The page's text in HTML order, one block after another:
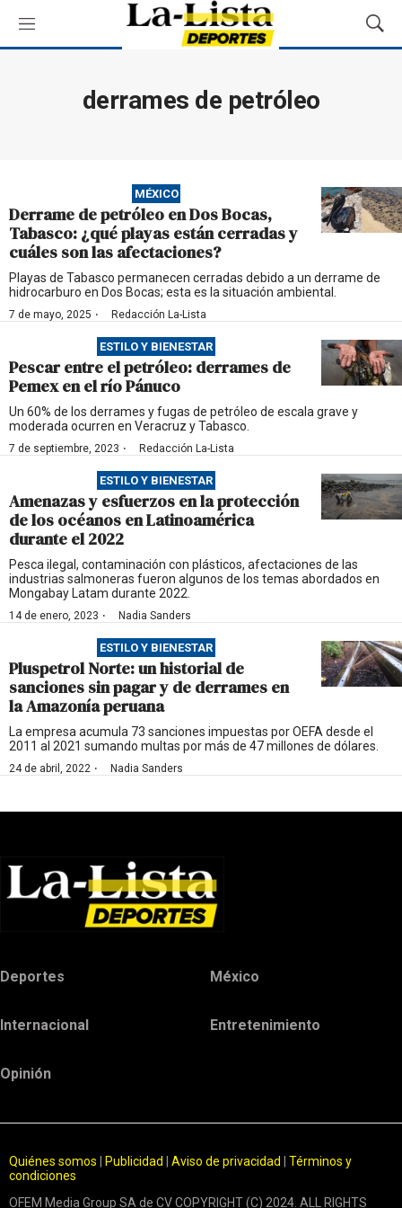
M
e
M
o
ú
s
q
u
d
derrames de petróleo
MÉXICO
Derrame de petróleo en Dos Bocas,
Tabasco: ¿qué playas están cerradas y
cuáles son las afectaciones?
Playas de Tabasco permanecen cerradas debido a un derrame de
hidrocarburo en Dos Bocas; esta es la situación ambiental.
7 de mayo, 2025 · Redacción La-Lista
ESTILO Y BIENESTAR
Pescar entre el petróleo: derrames de
Pemex en el río Pánuco
Un 60% de los derrames y fugas de petróleo de escala grave y
moderada ocurren en Veracruz y Tabasco.
7 de septiembre, 2023 · Redacción La-Lista
ESTILO Y BIENESTAR
Amenazas y esfuerzos en la protección
de los océanos en Latinoamérica
durante el 2022
Pesca ilegal, contaminación con plásticos, afectaciones de las
industrias salmoneras fueron algunos de los temas abordados en
Mongabay Latam durante 2022.
14 de enero, 2023 · Nadia Sanders
ESTILO Y BIENESTAR
Pluspetrol Norte: un historial de
sanciones sin pagar y de derrames en
la Amazonía peruana
La empresa acumula 73 sanciones impuestas por OEFA desde el
2011 al 2021 sumando multas por más de 47 millones de dólares.
24 de abril, 2022 · Nadia Sanders
Deportes México
Internacional Entretenimiento
Opinión
Quiénes somos Publicidad Aviso de privacidad
Términos y
condiciones
OFEM Media Group SA de CV COPYRIGHT (C) 2024. ALL RIGHTS